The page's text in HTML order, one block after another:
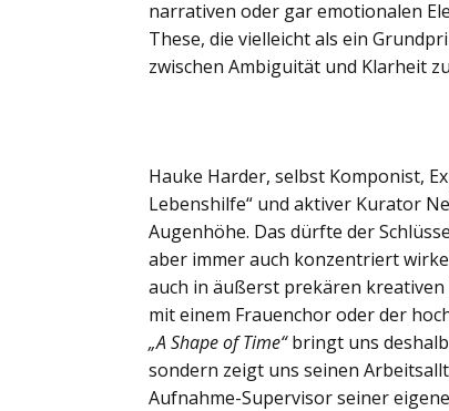
narrativen oder gar emotionalen
These, die vielleicht als ein
zwischen Ambiguität und Klarheit
Hauke Harder, selbst Komponist,
Lebenshilfe“ und aktiver Kurator
Augenhöhe. Das dürfte der
aber immer auch konzentriert
auch in äußerst prekären
mit einem Frauenchor oder der
„A Shape of Time“bringt uns
sondern zeigt uns seinen
Aufnahme-Supervisor seiner